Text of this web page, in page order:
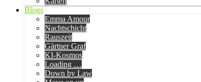
Blogs
Emma Amour
Nachtschicht
Rauszeit
Gärtner Graf
KI-Kosmos
Loading …
Down by Law